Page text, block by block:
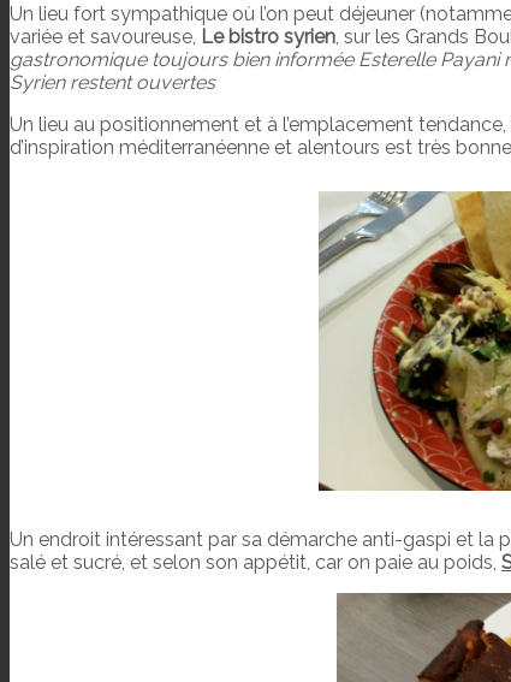
Un lieu fort sympathique où l’on peut déjeuner
variée et savoureuse, Le bistro syrien , sur les Grands
gastronomique toujours bien informée Esterelle Payani
Syrien restent ouvertes
Un lieu au positionnement et à l’emplacement
d’inspiration méditerranéenne et alentours est très
Un endroit intéressant par sa démarche anti-gaspi et la
salé et sucré, et selon son appétit, car on paie au poids,